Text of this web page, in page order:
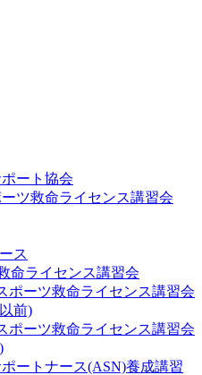
ート協会
ツ救命ライセンス講習会
ス
命ライセンス講習会
ポーツ救命ライセンス講習会
前)
ポーツ救命ライセンス講習会
ートナース(ASN)養成講習